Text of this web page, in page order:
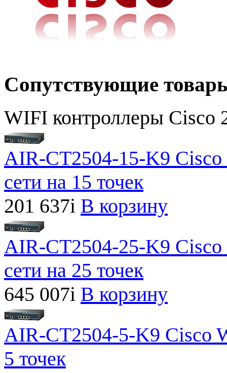
Сопутствующие
WIFI контроллеры Cisco
AIR-CT2504-15-K9 Cisco
сети на 15 точек
201 637i В корзину
AIR-CT2504-25-K9 Cisco
сети на 25 точек
645 007i В корзину
AIR-CT2504-5-K9 Cisco
5 точек